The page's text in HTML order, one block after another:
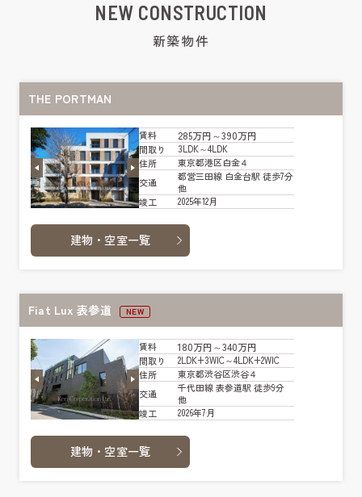
NEW CONSTRUCTION
新築物件
THE PORTMAN
賃料 285万円～390万円
間取り
3LDK～4LDK
住所
東京都港区白金４
交通
都営三田線 白金台駅 徒歩7分
他
竣工
2025年12月
建物・空室一覧
Fiat Lux 表参道 NEW
賃料 180万円～340万円
間取り
2LDK+3WIC～4LDK+2WIC
住所
東京都渋谷区渋谷４
交通
千代田線 表参道駅 徒歩9分
他
竣工
2026年7月
建物・空室一覧